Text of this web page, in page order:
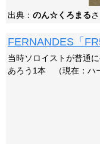
出典： のん☆くろまる
FERNANDES「
当時ソロイストが普通
あろう1本 （現在：